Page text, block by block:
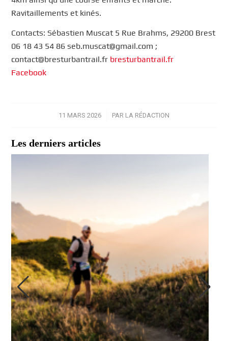
Ravitaillements et kinés.
Contacts: Sébastien Muscat 5 Rue Brahms, 29200 Brest
06 18 43 54 86 seb.muscat@gmail.com ;
contact@bresturbantrail.fr bresturbantrail.fr
Facebook
11 MARS 2026
/ PAR LA RÉDACTION
Les derniers articles